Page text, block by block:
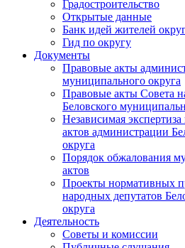
Градостроительство
Открытые данные
Банк идей жителей
Гид по округу
Документы
Правовые акты
муниципального округа
Правовые акты Совета
Беловского
Независимая
актов администрации
округа
Порядок обжалования
актов
Проекты нормативных
народных депутатов
округа
Деятельность
Советы и комиссии